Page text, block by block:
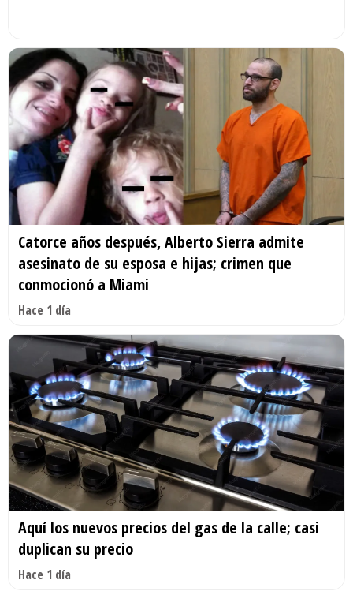
Catorce años después, Alberto Sierra admite
asesinato de su esposa e hijas; crimen que
conmocionó a Miami
Hace 1 día
Aquí los nuevos precios del gas de la calle; casi
duplican su precio
Hace 1 día